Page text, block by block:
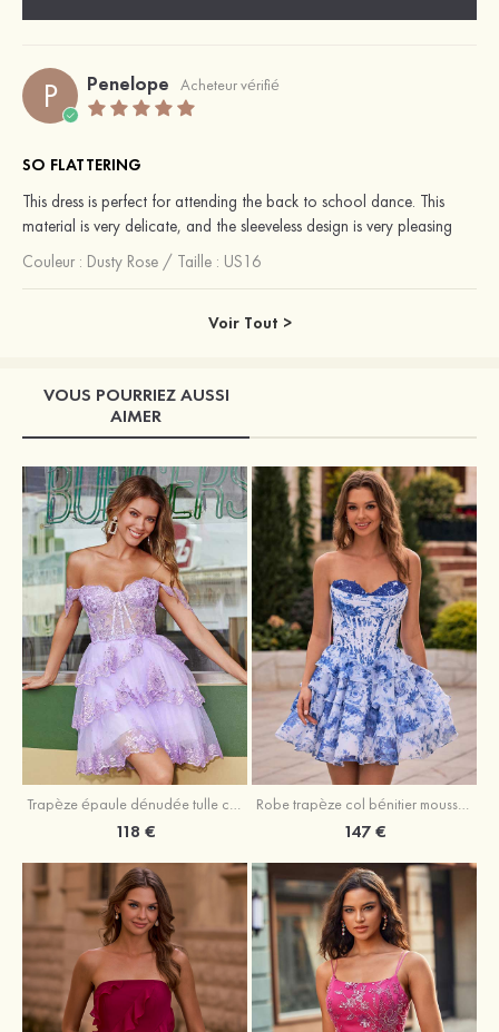
P Penelope Acheteur vérifié
SO FLATTERING
This dress is perfect for attending the back to school dance. This
material is very delicate, and the sleeveless design is very pleasing
Couleur : Dusty Rose / Taille : US16
Voir Tout >
VOUS POURRIEZ AUSSI
AIMER
Trapèze épaule dénudée tulle courte/mini robe de fête de la rentrée avec paillettes
118 €
Robe trapèze col bénitier mousseline courte/mini robe de fête de la rentrée avec appliqué
147 €